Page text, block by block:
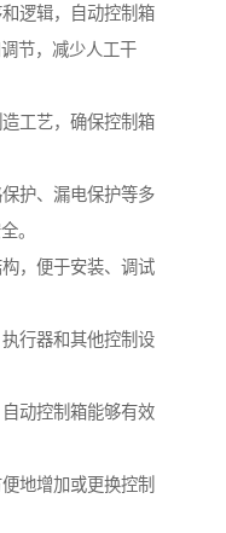
逻辑，自动控制箱
节，减少人工干
工艺，确保控制箱
护、漏电保护等多
。
，便于安装、调试
行器和其他控制设
动控制箱能够有效
地增加或更换控制